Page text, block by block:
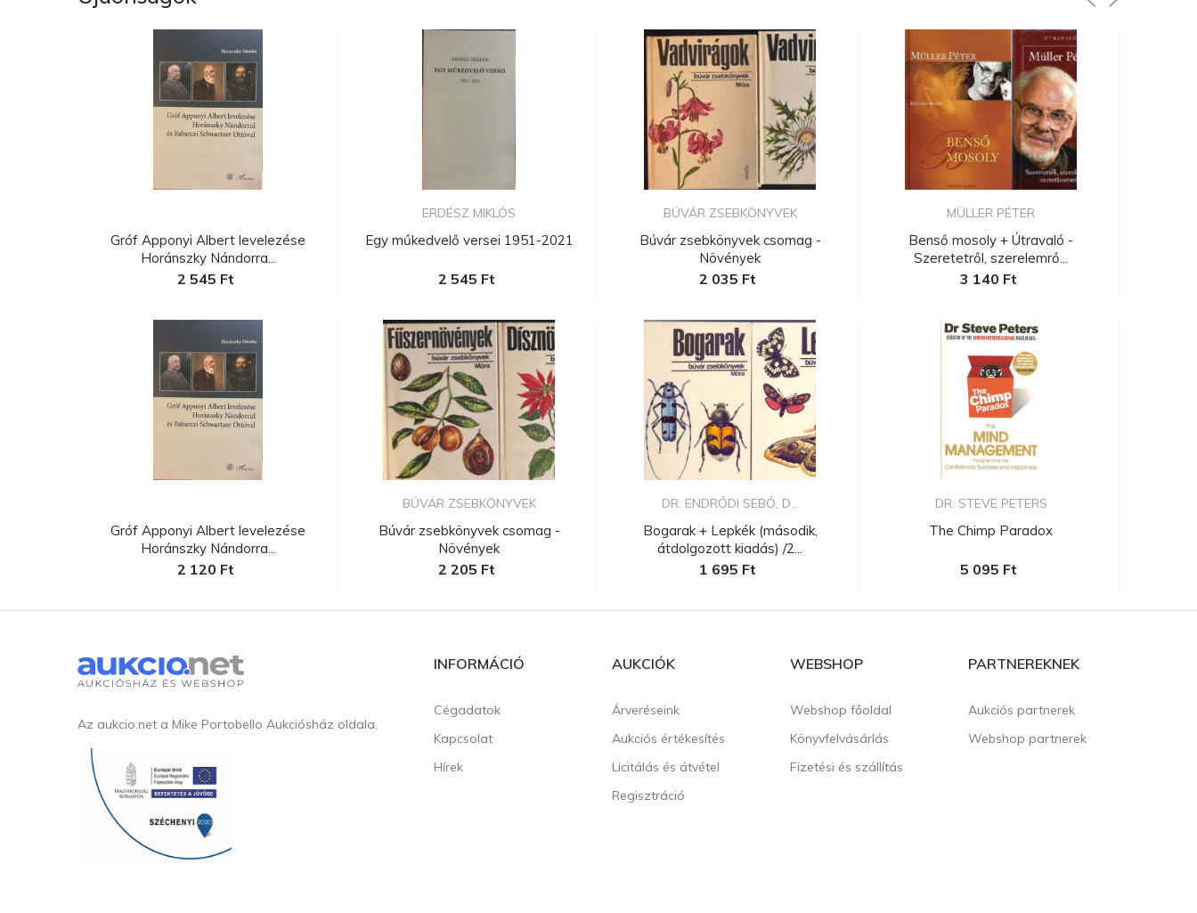
Gróf Apponyi Albert levelezése
Horánszky Nándorra...
2 545 Ft
Gróf Apponyi Albert levelezése
Horánszky Nándorra...
2 120 Ft
ERDÉSZ MIKLÓS
Egy műkedvelő versei 1951-2021
2 545 Ft
BÚVÁR ZSEBKÖNYVEK
Búvár zsebkönyvek csomag -
Növények
2 205 Ft
BÚVÁR ZSEBKÖNYVEK
Búvár zsebkönyvek csomag -
Növények
2 035 Ft
DR. ENDRŐDI SEBŐ, D...
Bogarak + Lepkék (második,
átdolgozott kiadás) /2...
1 695 Ft
MÜLLER PÉTER
Benső mosoly + Útravaló -
Szeretetről, szerelemrő...
3 140 Ft
DR. STEVE PETERS
The Chimp Paradox
5 095 Ft
Az aukcio.net a Mike Portobello Aukciósház oldala.
INFORMÁCIÓ
Cégadatok
Kapcsolat
Hírek
AUKCIÓK
Árveréseink
Aukciós értékesítés
Licitálás és átvétel
Regisztráció
WEBSHOP
Webshop főoldal
Könyvfelvásárlás
Fizetési és szállítás
PARTNEREKNEK
Aukciós partnerek
Webshop partnerek